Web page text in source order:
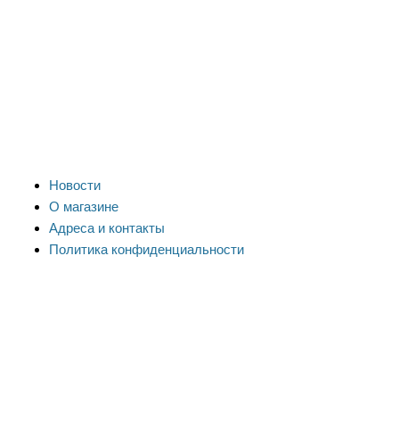
Новости
О магазине
Адреса и контакты
Политика конфиденциальности